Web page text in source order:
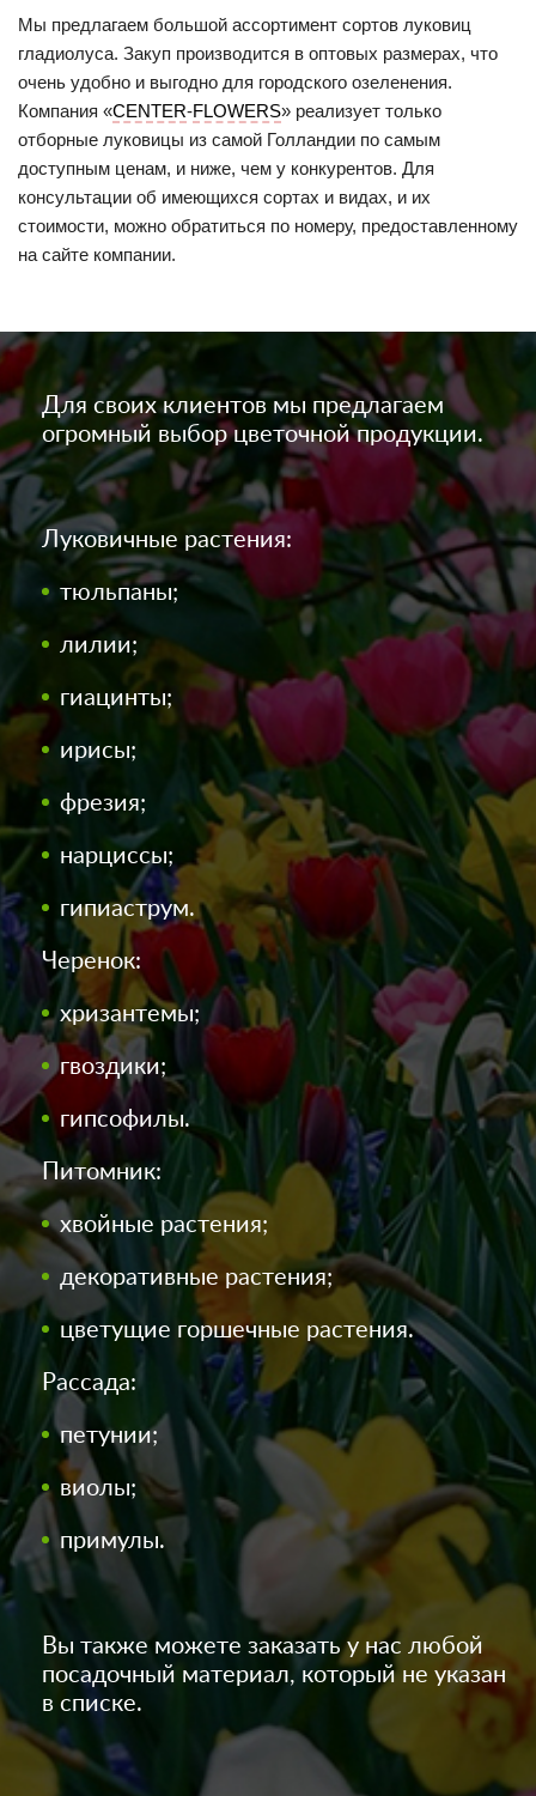
Мы предлагаем большой ассортимент сортов луковиц
гладиолуса. Закуп производится в оптовых размерах, что
очень удобно и выгодно для городского озеленения.
Компания «CENTER-FLOWERS» реализует только
отборные луковицы из самой Голландии по самым
доступным ценам, и ниже, чем у конкурентов. Для
консультации об имеющихся сортах и видах, и их
стоимости, можно обратиться по номеру, предоставленному
на сайте компании.
Для своих клиентов мы предлагаем
огромный выбор цветочной продукции.
Луковичные растения:
тюльпаны;
лилии;
гиацинты;
ирисы;
фрезия;
нарциссы;
гипиаструм.
Черенок:
хризантемы;
гвоздики;
гипсофилы.
Питомник:
хвойные растения;
декоративные растения;
цветущие горшечные растения.
Рассада:
петунии;
виолы;
примулы.
Вы также можете заказать у нас любой
посадочный материал, который не указан
в списке.